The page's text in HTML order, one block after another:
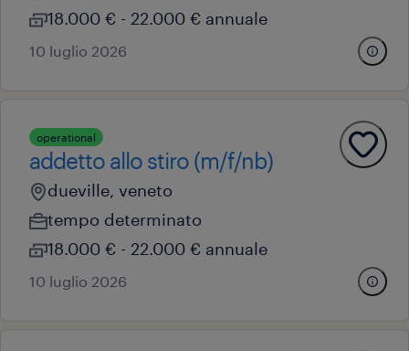
18.000 € - 22.000 € annuale
10 luglio 2026
operational
addetto allo stiro (m/f/nb)
dueville, veneto
tempo determinato
18.000 € - 22.000 € annuale
10 luglio 2026